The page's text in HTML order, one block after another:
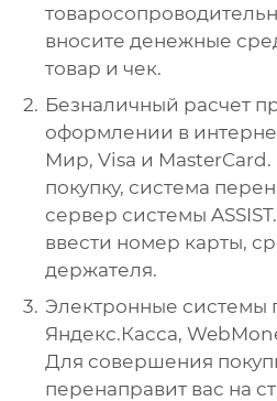
вносите денежные
товар и чек.
Безналичный расчет
оформлении в
Мир, Visa и MasterCard.
покупку, система
сервер системы
ввести номер карты,
держателя.
Электронные системы
Яндекс.Касса,
Для совершения
перенаправит вас на